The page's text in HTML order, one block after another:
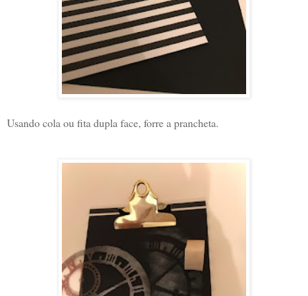
Usando cola ou fita dupla face, forre a prancheta.